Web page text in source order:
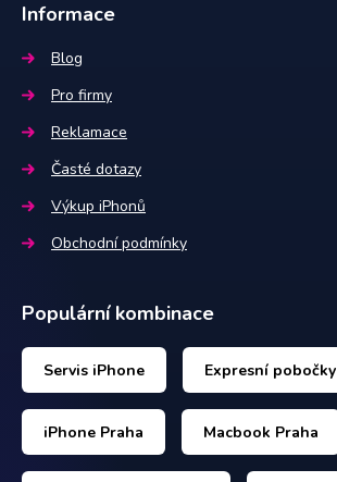
Informace
Blog
Pro firmy
Reklamace
Časté dotazy
Výkup iPhonů
Obchodní podmínky
Populární kombinace
Servis iPhone Expresní pobočky
iPhone Praha Macbook Praha